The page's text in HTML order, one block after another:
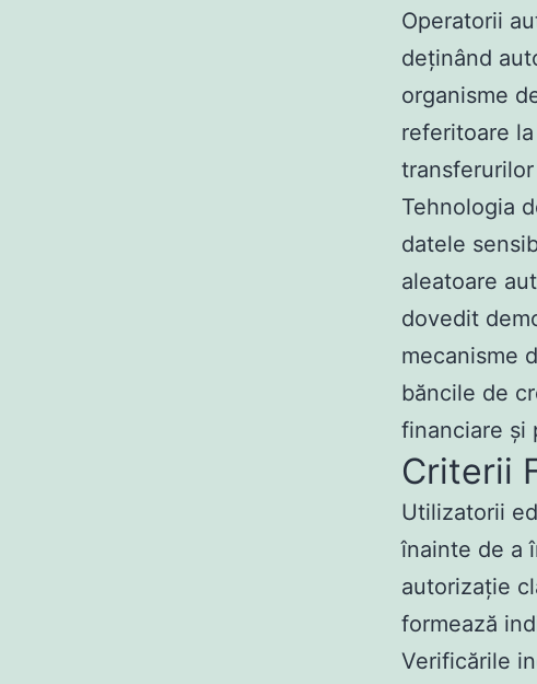
Operatorii
deținând
organisme
referitoare
Tehnologia
datele
aleatoare
dovedit
mecanisme
băncile de
financiare și
Criterii
Utilizatorii
înainte de a
autorizație
formează
Verificările